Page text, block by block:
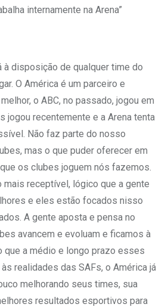
internamente na Arena”
à disposição de qualquer time do
O América é um parceiro e
o ABC, no passado, jogou em
jogou recentemente e a Arena tenta
Não faz parte do nosso
mas o que puder oferecer em
os clubes joguem nós fazemos.
mais receptível, lógico que a gente
e eles estão focados nisso
A gente aposta e pensa no
avancem e evoluam e ficamos à
que a médio e longo prazo esses
realidades das SAFs, o América já
melhorando seus times, sua
resultados esportivos para